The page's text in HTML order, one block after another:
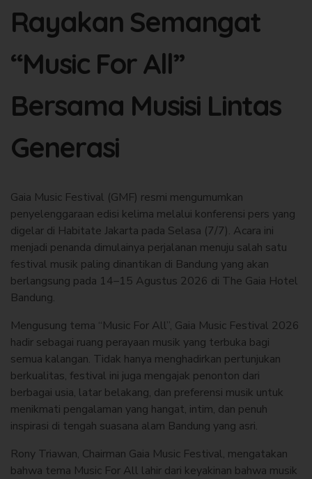
Rayakan Semangat
“Music For All”
Bersama Musisi Lintas
Generasi
Gaia Music Festival (GMF) resmi mengumumkan
penyelenggaraan edisi kelima melalui konferensi pers yang
digelar di Habitate Jakarta pada Selasa (7/7). Acara ini
menjadi penanda dimulainya perjalanan menuju salah satu
festival musik paling dinantikan di Bandung yang akan
berlangsung pada 14–15 Agustus 2026 di The Gaia Hotel
Bandung.
Mengusung tema “Music For All”, Gaia Music Festival 2026
hadir sebagai ruang perayaan musik yang terbuka bagi
semua kalangan. Tidak hanya menghadirkan pertunjukan
berkualitas, festival ini juga mengajak penonton dari
berbagai usia, latar belakang, dan preferensi musik untuk
menikmati pengalaman yang hangat, intim, dan penuh
inspirasi di tengah suasana alam Bandung yang asri.
Rony Triawan, Chairman Gaia Music Festival, mengatakan
bahwa tema Music For All lahir dari keyakinan bahwa musik